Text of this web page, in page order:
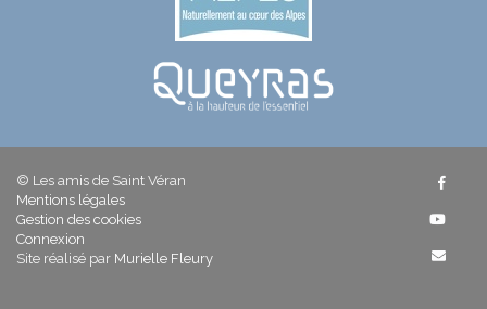
© Les amis de Saint Véran
Mentions légales
Gestion des cookies
Connexion
Site réalisé par Murielle Fleury